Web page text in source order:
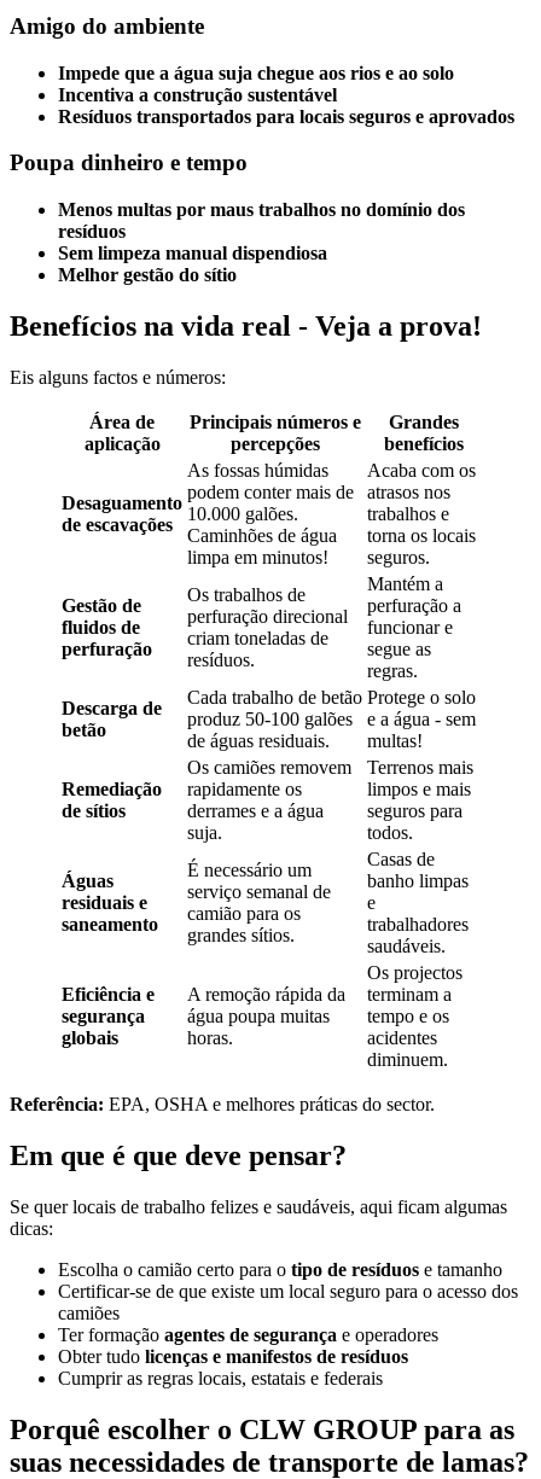
Amigo do ambiente
Impede que a água suja chegue aos rios e ao solo
Incentiva a construção sustentável
Resíduos transportados para locais seguros e aprovados
Poupa dinheiro e tempo
Menos multas por maus trabalhos no domínio dos
resíduos
Sem limpeza manual dispendiosa
Melhor gestão do sítio
Benefícios na vida real - Veja a prova!
Eis alguns factos e números:
Área de
aplicação
Principais números e
percepções
Grandes
benefícios
Desaguamento
de escavações
As fossas húmidas
podem conter mais de
10.000 galões.
Caminhões de água
limpa em minutos!
Acaba com os
atrasos nos
trabalhos e
torna os locais
seguros.
Gestão de
fluidos de
perfuração
Os trabalhos de
perfuração direcional
criam toneladas de
resíduos.
Mantém a
perfuração a
funcionar e
segue as
regras.
Descarga de
betão
Cada trabalho de betão
produz 50-100 galões
de águas residuais.
Protege o solo
e a água - sem
multas!
Remediação
de sítios
Os camiões removem
rapidamente os
derrames e a água
suja.
Terrenos mais
limpos e mais
seguros para
todos.
Águas
residuais e
saneamento
É necessário um
serviço semanal de
camião para os
grandes sítios.
Casas de
banho limpas
e
trabalhadores
saudáveis.
Eficiência e
segurança
globais
A remoção rápida da
água poupa muitas
horas.
Os projectos
terminam a
tempo e os
acidentes
diminuem.
Referência: EPA, OSHA e melhores práticas do sector.
Em que é que deve pensar?
Se quer locais de trabalho felizes e saudáveis, aqui ficam algumas
dicas:
Escolha o camião certo para o tipo de resíduos e tamanho
Certificar-se de que existe um local seguro para o acesso dos
camiões
Ter formação agentes de segurança e operadores
Obter tudo licenças e manifestos de resíduos
Cumprir as regras locais, estatais e federais
Porquê escolher o CLW GROUP para as
suas necessidades de transporte de lamas?